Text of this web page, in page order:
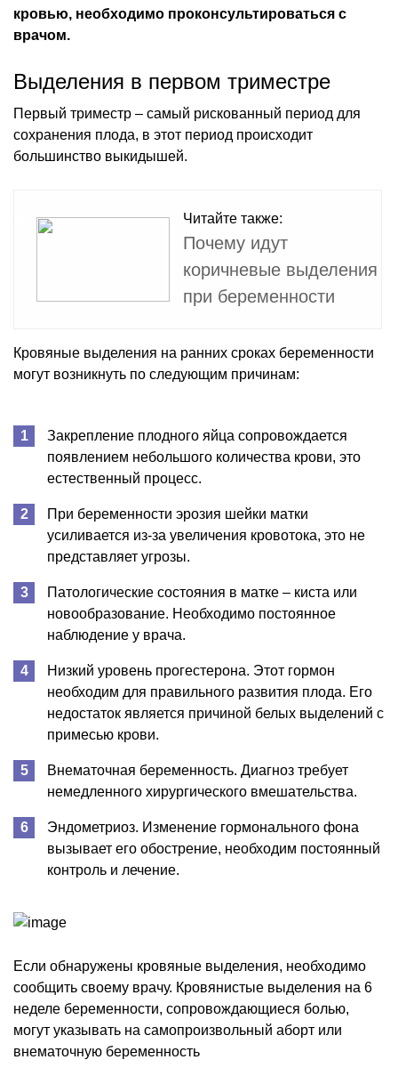
кровью, необходимо проконсультироваться с
врачом.
Выделения в первом триместре
Первый триместр – самый рискованный период для
сохранения плода, в этот период происходит
большинство выкидышей.
Читайте также:
Почему идут
коричневые выделения
при беременности
Кровяные выделения на ранних сроках беременности
могут возникнуть по следующим причинам:
Закрепление плодного яйца сопровождается
появлением небольшого количества крови, это
естественный процесс.
При беременности эрозия шейки матки
усиливается из-за увеличения кровотока, это не
представляет угрозы.
Патологические состояния в матке – киста или
новообразование. Необходимо постоянное
наблюдение у врача.
Низкий уровень прогестерона. Этот гормон
необходим для правильного развития плода. Его
недостаток является причиной белых выделений с
примесью крови.
Внематочная беременность. Диагноз требует
немедленного хирургического вмешательства.
Эндометриоз. Изменение гормонального фона
вызывает его обострение, необходим постоянный
контроль и лечение.
Если обнаружены кровяные выделения, необходимо
сообщить своему врачу. Кровянистые выделения на 6
неделе беременности, сопровождающиеся болью,
могут указывать на самопроизвольный аборт или
внематочную беременность